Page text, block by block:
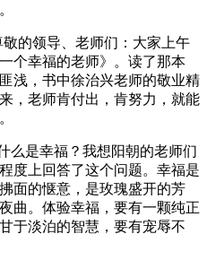
的领导、老师们：大家上午
个幸福的老师》。读了那本
浅，书中徐治兴老师的敬业精
，老师肯付出，肯努力，就能
么是幸福？我想阳朝的老师们
度上回答了这个问题。幸福是
面的惬意，是玫瑰盛开的芳
曲。体验幸福，要有一颗纯正
于淡泊的智慧，要有宠辱不